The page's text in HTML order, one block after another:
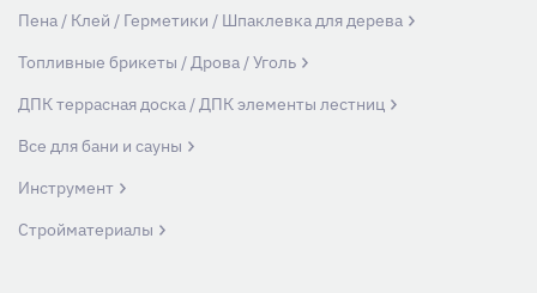
Пена / Клей / Герметики / Шпаклевка для дерева
Топливные брикеты / Дрова / Уголь
ДПК террасная доска / ДПК элементы лестниц
Все для бани и сауны
Инструмент
Стройматериалы